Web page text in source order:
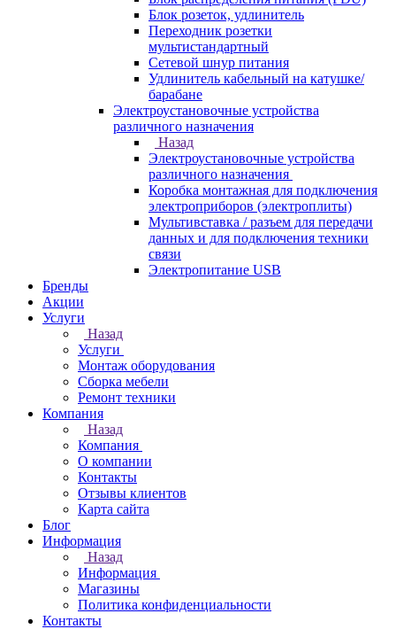
Блок розеток, удлинитель
Переходник розетки
мультистандартный
Сетевой шнур питания
Удлинитель кабельный на катушке/
барабане
Электроустановочные устройства
различного назначения
Назад
Электроустановочные устройства
различного назначения
Коробка монтажная для подключения
электроприборов (электроплиты)
Мультивставка / разъем для передачи
данных и для подключения техники
связи
Электропитание USB
Бренды
Акции
Услуги
Назад
Услуги
Монтаж оборудования
Сборка мебели
Ремонт техники
Компания
Назад
Компания
О компании
Контакты
Отзывы клиентов
Карта сайта
Блог
Информация
Назад
Информация
Магазины
Политика конфиденциальности
Контакты